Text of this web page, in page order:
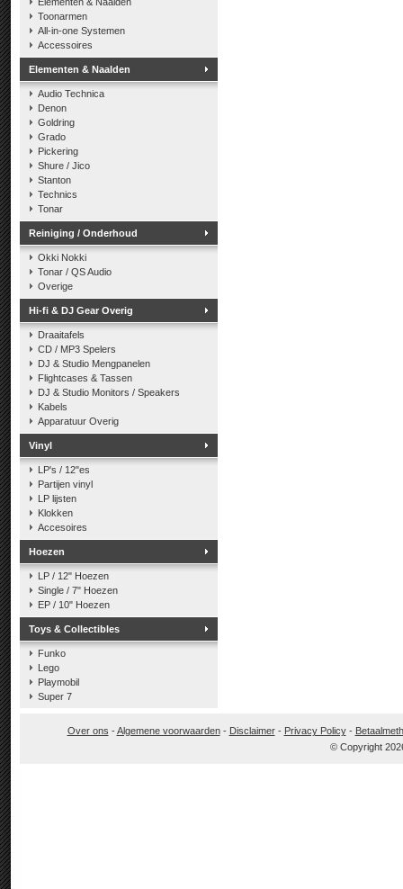
Toonarmen
All-in-one Systemen
Accessoires
Elementen & Naalden
Audio Technica
Denon
Goldring
Grado
Pickering
Shure / Jico
Stanton
Technics
Tonar
Reiniging / Onderhoud
Okki Nokki
Tonar / QS Audio
Overige
Hi-fi & DJ Gear Overig
Draaitafels
CD / MP3 Spelers
DJ & Studio Mengpanelen
Flightcases & Tassen
DJ & Studio Monitors / Speakers
Kabels
Apparatuur Overig
Vinyl
LP's / 12"es
Partijen vinyl
LP lijsten
Klokken
Accesoires
Hoezen
LP / 12" Hoezen
Single / 7" Hoezen
EP / 10" Hoezen
Toys & Collectibles
Funko
Lego
Playmobil
Super 7
Over ons -Algemene voorwaarden- Disclaimer- Privacy Policy-
© Copyright